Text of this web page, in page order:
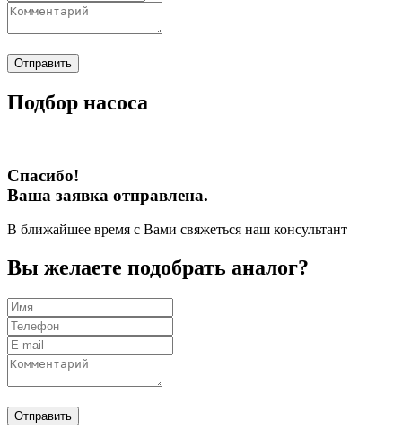
Отправить
Подбор насоса
Спасибо!
Ваша заявка отправлена.
В ближайшее время с Вами свяжеться наш консультант
Вы желаете подобрать аналог?
Отправить